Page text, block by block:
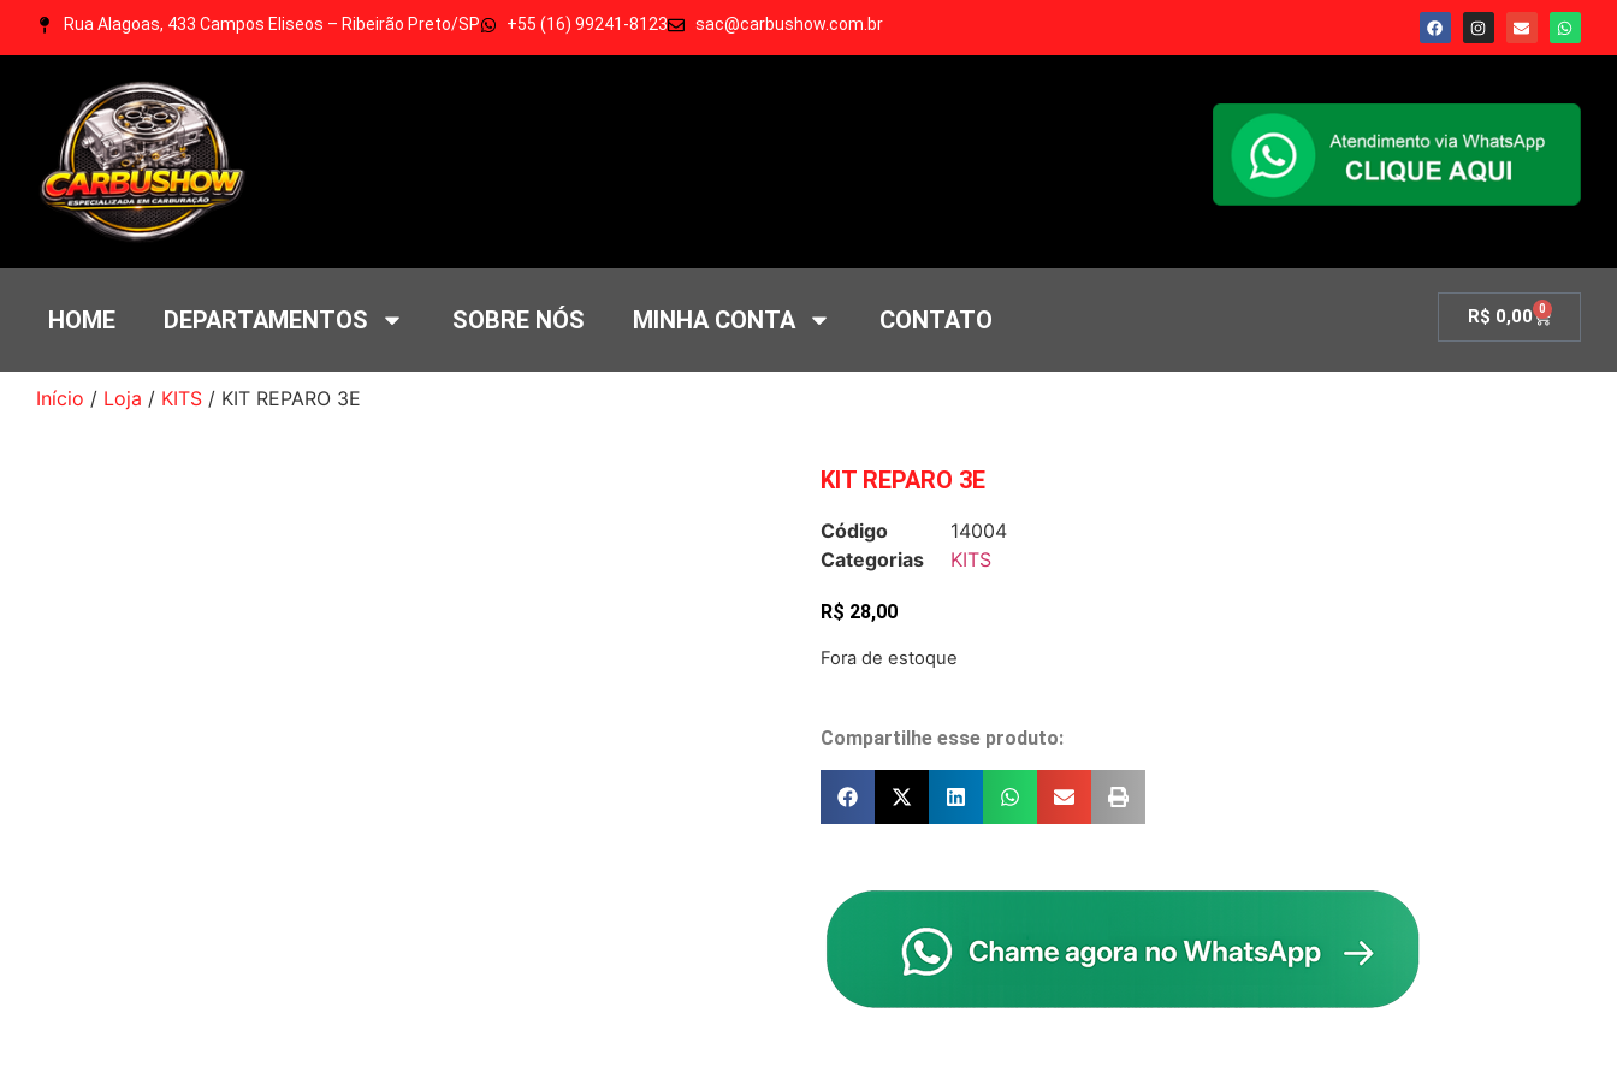
Rua Alagoas, 433 Campos Eliseos – Ribeirão Preto/SP +55 (16) 99241-8123 sac@carbushow.com.br
HOME DEPARTAMENTOS SOBRE NÓS MINHA CONTA CONTATO R$ 0,00 0
Início / Loja / KITS / KIT REPARO 3E
KIT REPARO 3E
Código
14004
Categorias
KITS
R$ 28,00
Fora de estoque
Compartilhe esse produto: